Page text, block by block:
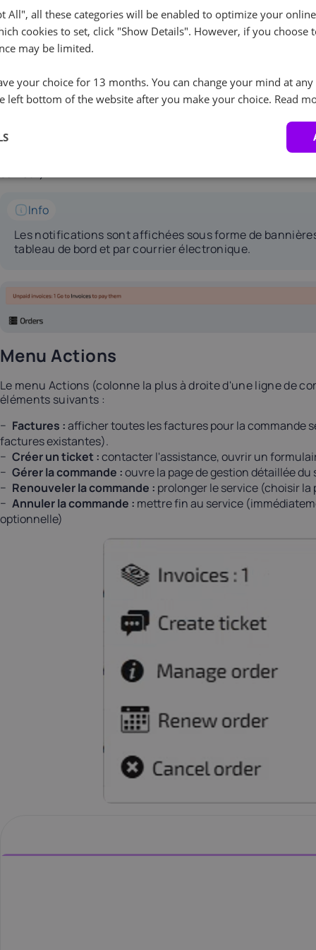
Une barre de recherche permet d'accéder rapidement à
Notifications et rappels
des notifications sur les changements critiques (par
Info
Les notifications sont affichées sous forme de
tableau de bord et par courrier électronique.
Menu Actions
Le menu Actions (colonne la plus à droite d'une ligne de
éléments suivants :
Factures :afficher toutes les factures pour la commande
factures existantes).
Créer un ticket :contacter l'assistance, ouvrir un
Gérer la commande :ouvre la page de gestion détaillée du
Renouveler la commande : prolonger le service (choisir
Annuler la commande : mettre fin au service
optionnelle)
All", all these categories will be enabled to optimize your
cookies to set, click "Show Details". However, if you choose
may be limited.
your choice for 13 months. You can change your mind at
left bottom of the website after you make your choice. Read